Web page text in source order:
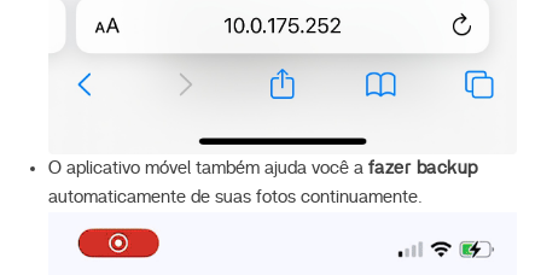
O aplicativo móvel também ajuda você a fazer backup
automaticamente de suas fotos continuamente.